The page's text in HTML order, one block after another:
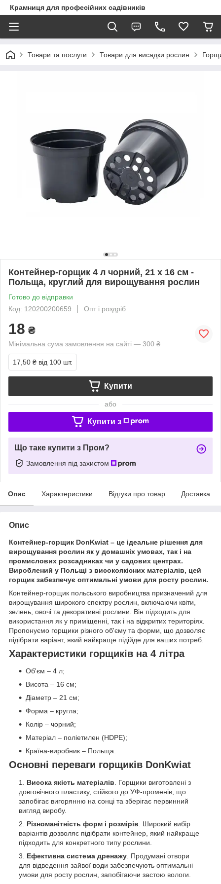
Крамниця для професійних садівників
Товари та послуги Товари для висадки рослин
Контейнер-горщик 4 л чорний, 21 х 16 см -
Польща, круглий для вирощування рослин
Готово до відправки
Код: 120200200659
Опт і роздріб
18 ₴
Мінімальна сума замовлення на сайті — 300 ₴
17,50 ₴ від 100 шт.
Купити
або
Купити з
Що таке купити з Пром?
Замовлення під захистом
Опис Характеристики Відгуки про товар Доставка
Опис
Контейнер-горщик DonKwiat – це ідеальне рішення для
вирощування рослин як у домашніх умовах, так і на
промислових розсадниках чи у садових центрах.
Вироблений у Польщі з високоякісних матеріалів, цей
горщик забезпечує оптимальні умови для росту рослин.
Контейнер-горщик польського виробництва призначений для
вирощування широкого спектру рослин, включаючи квіти,
зелень, овочі та декоративні рослини. Він підходить для
використання як у приміщенні, так і на відкритих територіях.
Пропонуємо горщики різного об'єму та форми, що дозволяє
підібрати варіант, який найкраще підійде для ваших потреб.
Характеристики горщиків на 4 літра
Об'єм – 4 л;
Висота – 16 см;
Діаметр – 21 см;
Форма – кругла;
Колір – чорний;
Матеріал – поліетилен (HDPE);
Країна-виробник – Польща.
Основні переваги горщиків DonKwiat
Висока якість матеріалів . Горщики виготовлені з
довговічного пластику, стійкого до УФ-променів, що
запобігає вигорянню на сонці та зберігає первинний
вигляд виробу.
Різноманітність форм і розмірів . Широкий вибір
варіантів дозволяє підібрати контейнер, який найкраще
підходить для конкретного типу рослини.
Ефективна система дренажу . Продумані отвори
для відведення зайвої води забезпечують оптимальні
умови для росту рослин, запобігаючи застою вологи.